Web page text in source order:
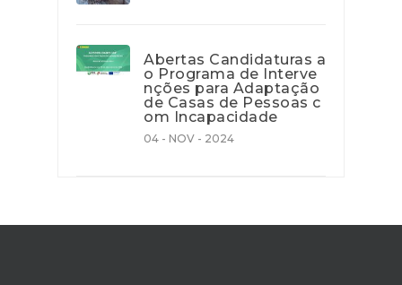
Abertas Candidaturas a
o Programa de Interve
nções para Adaptação
de Casas de Pessoas c
om Incapacidade
04 - NOV - 2024